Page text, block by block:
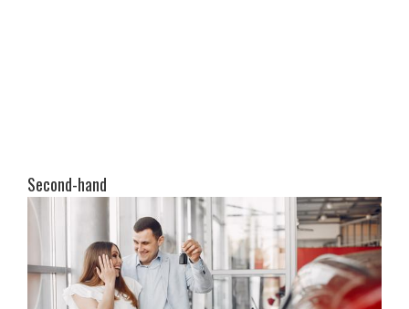
Second-hand